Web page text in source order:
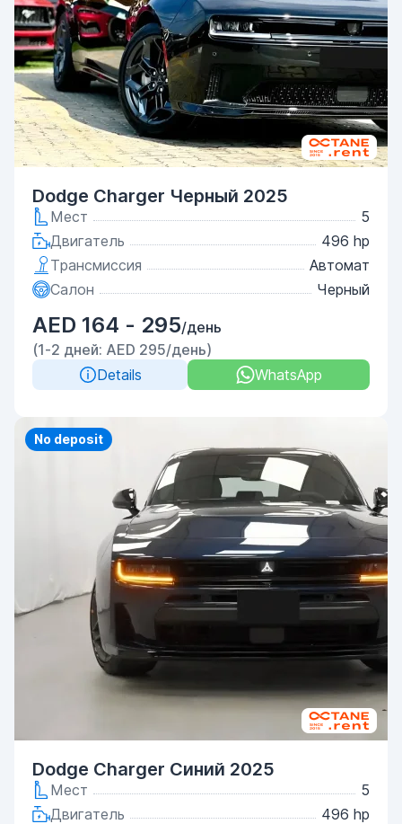
Dodge Charger Черный 2025
Мест
5
Двигатель
496 hp
Трансмиссия
Автомат
Салон
Черный
AED 164 - 295/день
(1-2 дней: AED 295/день)
Details
WhatsApp
Priority
No deposit
Dodge Charger Синий 2025
Мест
5
Двигатель
496 hp